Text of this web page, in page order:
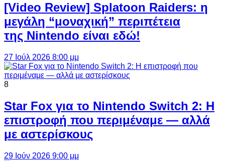
[Video Review] Splatoon Raiders: η
μεγάλη “μοναχική” περιπέτεια
της Nintendo είναι εδώ!
27 Ιούλ 2026 8:00 μμ
8
Star Fox για το Nintendo Switch 2: Η
επιστροφή που περιμέναμε — αλλά
με αστερίσκους
29 Ιούν 2026 9:00 μμ